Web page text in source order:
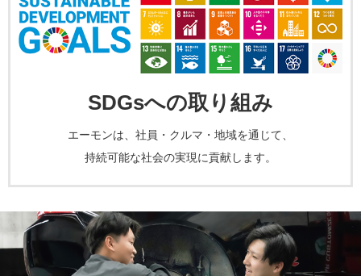
SDGsへの取り組み
エーモンは、社員・クルマ・地域を通じて、
持続可能な社会の実現に貢献します。